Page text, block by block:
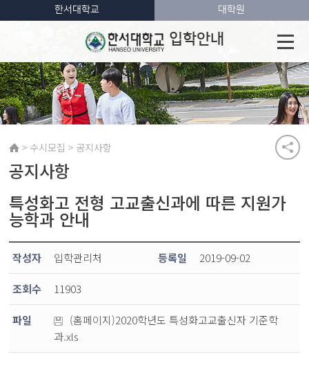
입학안내
한서대학교 대학원
> 수시모집 > 공지사항
공지사항
특성화고 전형 고교출신과에 따른 지원가
능학과 안내
작성자 입학관리처 등록일 2019-09-02
조회수 11903
파일
(홈페이지)2020학년도 특성화고교출신자 기준학
과.xls